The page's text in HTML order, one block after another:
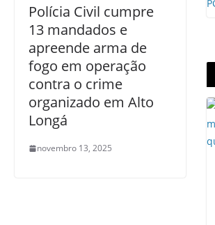
Polícia Civil cumpre
13 mandados e
apreende arma de
fogo em operação
contra o crime
organizado em Alto
Longá
novembro 13, 2025